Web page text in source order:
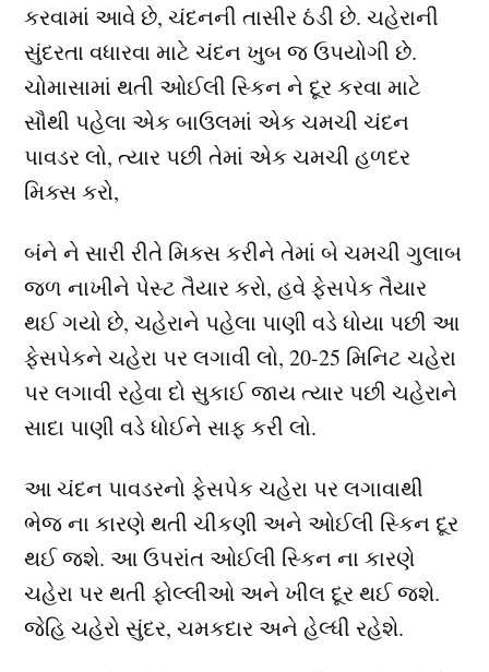
કરવામાં આવે છે, ચંદનની તાસીર ઠંડી છે. ચહેરાની
સુંદરતા વધારવા માટે ચંદન ખુબ જ ઉપયોગી છે.
ચોમાસામાં થતી ઓઈલી સ્કિન ને દૂર કરવા માટે
સૌથી પહેલા એક બાઉલમાં એક ચમચી ચંદન
પાવડર લો, ત્યાર પછી તેમાં એક ચમચી હળદર
મિક્સ કરો,
બંને ને સારી રીતે મિક્સ કરીને તેમાં બે ચમચી ગુલાબ
જળ નાખીને પેસ્ટ તૈયાર કરો, હવે ફેસપેક તૈયાર
થઈ ગયો છે, ચહેરાને પહેલા પાણી વડે ધોયા પછી આ
ફેસપેકને ચહેરા પર લગાવી લો, 20-25 મિનિટ ચહેરા
પર લગાવી રહેવા દો સુકાઈ જાય ત્યાર પછી ચહેરાને
સાદા પાણી વડે ધોઈને સાફ કરી લો.
આ ચંદન પાવડરનો ફેસપેક ચહેરા પર લગાવાથી
ભેજ ના કારણે થતી ચીકણી અને ઓઈલી સ્કિન દૂર
થઈ જશે. આ ઉપરાંત ઓઈલી સ્કિન ના કારણે
ચહેરા પર થતી ફોલ્લીઓ અને ખીલ દૂર થઈ જશે.
જેહિ ચહેરો સુંદર, ચમકદાર અને હેલ્ધી રહેશે.